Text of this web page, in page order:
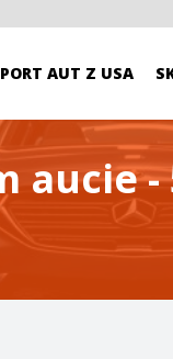
AUT Z USA
aucie